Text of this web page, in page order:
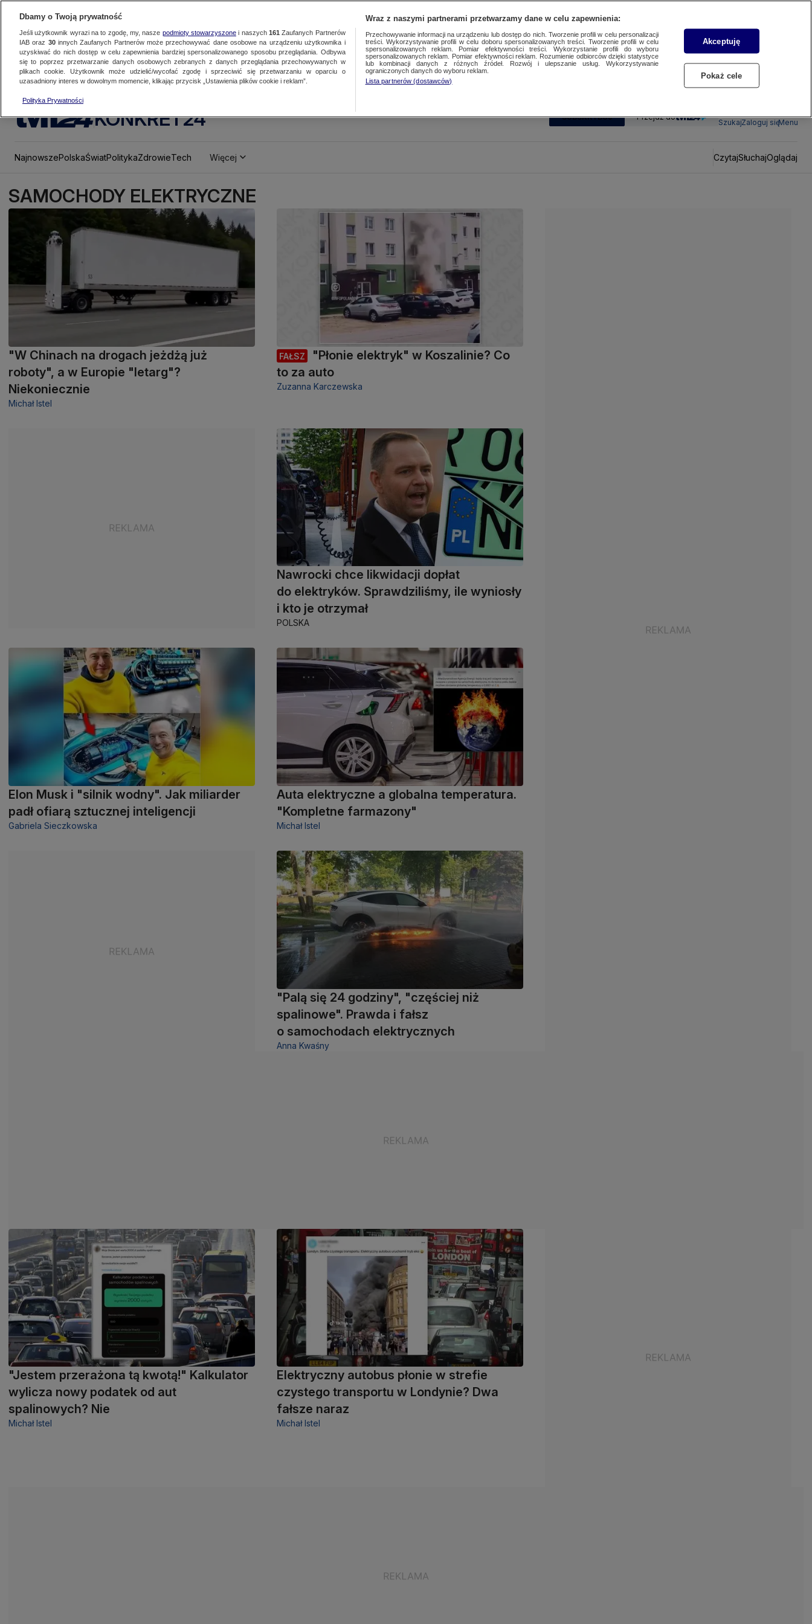
KONKRET24 SUBSKRYBUJ Przejdź do
SzukajZaloguj sięMenu
NajnowszePolskaŚwiatPolitykaZdrowieTech Więcej CzytajSłuchajOglądaj
SAMOCHODY ELEKTRYCZNE
"W Chinach na drogach jeżdżą już
roboty", a w Europie "letarg"?
Niekoniecznie
Michał Istel
FAŁSZ
"Płonie elektryk" w Koszalinie? Co
to za auto
Zuzanna Karczewska
Nawrocki chce likwidacji dopłat
do elektryków. Sprawdziliśmy, ile wyniosły
i kto je otrzymał
POLSKA
Elon Musk i "silnik wodny". Jak miliarder
padł ofiarą sztucznej inteligencji
Gabriela Sieczkowska
Auta elektryczne a globalna temperatura.
"Kompletne farmazony"
Michał Istel
"Palą się 24 godziny", "częściej niż
spalinowe". Prawda i fałsz
o samochodach elektrycznych
Anna Kwaśny
"Jestem przerażona tą kwotą!" Kalkulator
wylicza nowy podatek od aut
spalinowych? Nie
Michał Istel
Elektryczny autobus płonie w strefie
czystego transportu w Londynie? Dwa
fałsze naraz
Michał Istel
Dbamy o Twoją prywatność
Jeśli użytkownik wyrazi na to zgodę, my, nasze podmioty stowarzyszonei naszych 161 Zaufanych Partnerów
IAB oraz 30innych Zaufanych Partnerów może przechowywać dane osobowe na urządzeniu użytkownika i
uzyskiwać do nich dostęp w celu zapewnienia bardziej spersonalizowanego sposobu przeglądania. Odbywa
się to poprzez przetwarzanie danych osobowych zebranych z danych przeglądania przechowywanych w
plikach cookie. Użytkownik może udzielić/wycofać zgodę i sprzeciwić się przetwarzaniu w oparciu o
uzasadniony interes w dowolnym momencie, klikając przycisk „Ustawienia plików cookie i reklam”.
Polityka Prywatności
Wraz z naszymi partnerami przetwarzamy dane w celu zapewnienia:
Przechowywanie informacji na urządzeniu lub dostęp do nich. Tworzenie profili w celu personalizacji
treści. Wykorzystywanie profili w celu doboru spersonalizowanych treści. Tworzenie profili w celu
spersonalizowanych reklam. Pomiar efektywności treści. Wykorzystanie profili do wyboru
spersonalizowanych reklam. Pomiar efektywności reklam. Rozumienie odbiorców dzięki statystyce
lub kombinacji danych z różnych źródeł. Rozwój i ulepszanie usług. Wykorzystywanie
ograniczonych danych do wyboru reklam.
Lista partnerów (dostawców)
Akceptuję
Pokaż cele